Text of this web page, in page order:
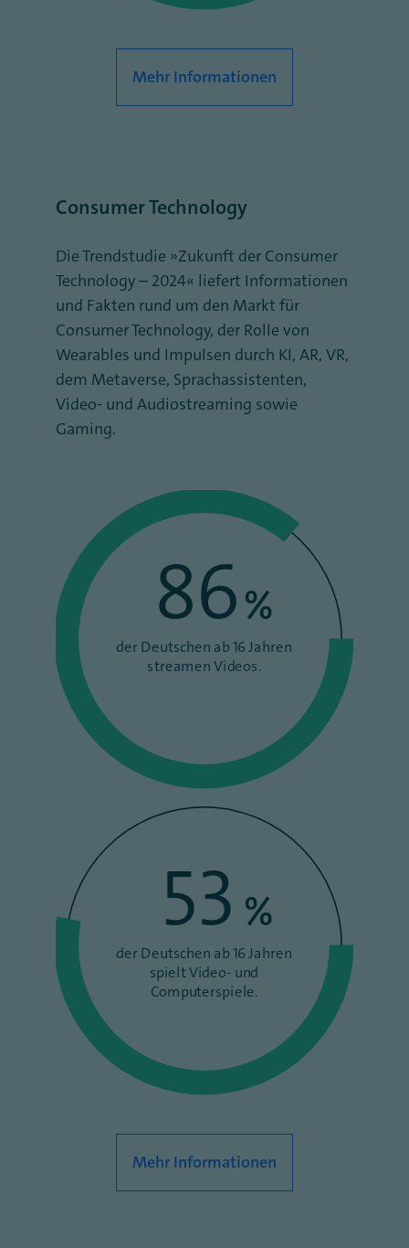
Mehr Informationen
Consumer Technology
Die Trendstudie „Zukunft der Consumer
Technology – 2024“ liefert Informationen
und Fakten rund um den Markt für
Consumer Technology, der Rolle von
Wearables und Impulsen durch KI, AR, VR,
dem Metaverse, Sprachassistenten,
Video- und Audiostreaming sowie
Gaming.
86%
der Deutschen ab 16 Jahren
streamen Videos.
53 %
der Deutschen ab 16 Jahren
spielt Video- und
Computerspiele.
Mehr Informationen